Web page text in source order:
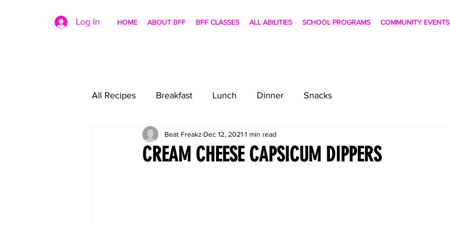
HOME ABOUT BFF BFF CLASSES ALL ABILITIES SCHOOL PROGRAMS COMMUNITY EVENTS
Log In
All Recipes Breakfast Lunch Dinner Snacks
CREAM CHEESE CAPSICUM DIPPERS
Beat Freakz Dec 12, 2021 1 min read